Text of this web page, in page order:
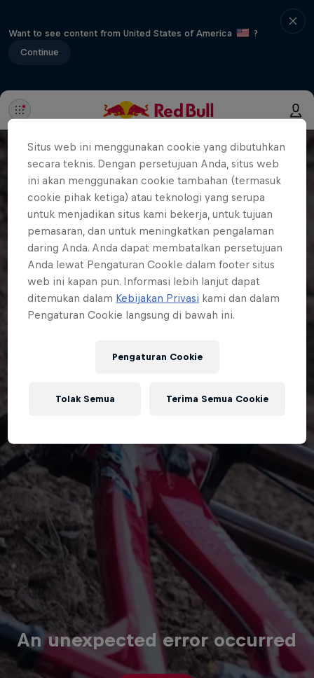
Want to see content from United States of America
?
Continue
An unexpected error occurred
Situs web ini menggunakan cookie yang dibutuhkan
secara teknis. Dengan persetujuan Anda, situs web
ini akan menggunakan cookie tambahan (termasuk
cookie pihak ketiga) atau teknologi yang serupa
untuk menjadikan situs kami bekerja, untuk tujuan
pemasaran, dan untuk meningkatkan pengalaman
daring Anda. Anda dapat membatalkan persetujuan
Anda lewat Pengaturan CookIe dalam footer situs
web ini kapan pun. Informasi lebih lanjut dapat
ditemukan dalam Kebijakan Privasi kami dan dalam
Pengaturan Cookie langsung di bawah ini.
Pengaturan Cookie
Tolak Semua Terima Semua Cookie